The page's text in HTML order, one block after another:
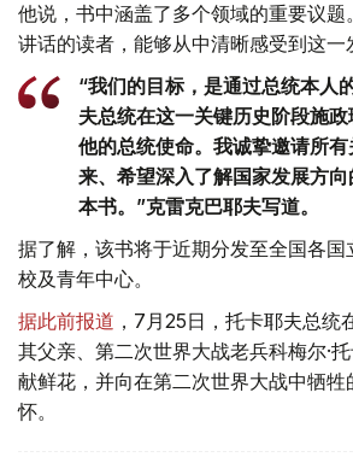
他说，书中涵盖了多个领域的重要议
讲话的读者，能够从中清晰感受到这一
“我们的目标，是通过总统本人
夫总统在这一关键历史阶段施
他的总统使命。我诚挚邀请所
来、希望深入了解国家发展方
本书。”克雷克巴耶夫写道。
据了解，该书将于近期分发至全国各
校及青年中心。
据此前报道 ，7月25日，托卡耶夫总统
其父亲、第二次世界大战老兵科梅尔·
献鲜花，并向在第二次世界大战中牺牲
怀。